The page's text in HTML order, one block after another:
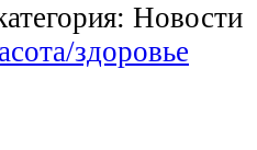
Новости
здоровье